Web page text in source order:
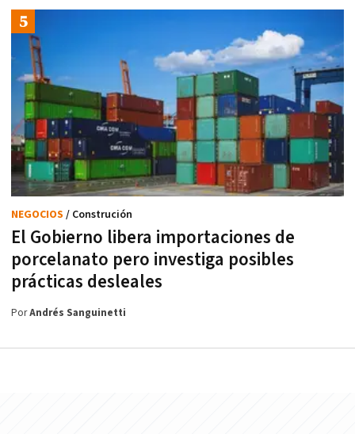
El Gobierno libera importaciones de
porcelanato pero investiga posibles
prácticas desleales
NEGOCIOS / Construción
PorAndrés Sanguinetti